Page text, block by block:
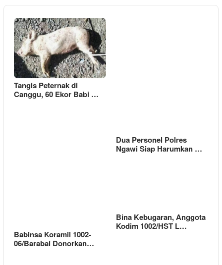
Tangis Peternak di
Canggu, 60 Ekor Babi …
Dua Personel Polres
Ngawi Siap Harumkan …
Babinsa Koramil 1002-
06/Barabai Donorkan…
Bina Kebugaran, Anggota
Kodim 1002/HST L…